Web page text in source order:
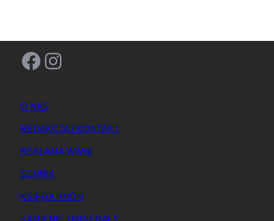
Facebook Instagram
O NAS
REDAKCJA / KONTAKT
REKLAMA WWW
SENNIK
KSIĘGA IMION